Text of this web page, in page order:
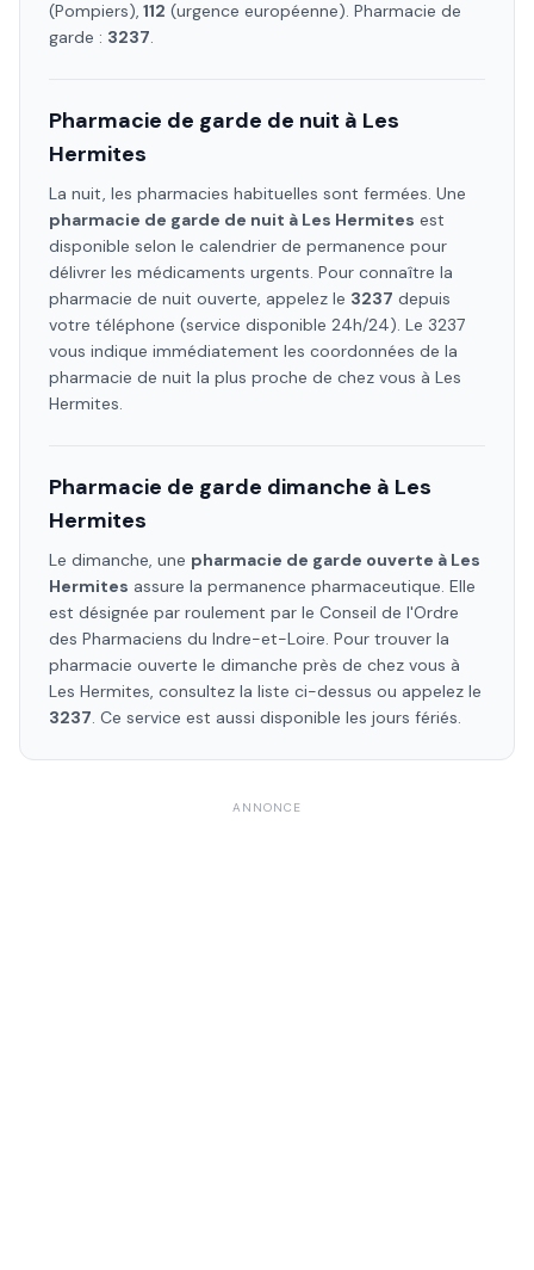
(Pompiers), 112 (urgence européenne). Pharmacie de
garde : 3237.
Pharmacie de garde de nuit à Les
Hermites
La nuit, les pharmacies habituelles sont fermées. Une
pharmacie de garde de nuit à Les Hermites est
disponible selon le calendrier de permanence pour
délivrer les médicaments urgents. Pour connaître la
pharmacie de nuit ouverte, appelez le 3237 depuis
votre téléphone (service disponible 24h/24). Le 3237
vous indique immédiatement les coordonnées de la
pharmacie de nuit la plus proche de chez vous à Les
Hermites.
Pharmacie de garde dimanche à Les
Hermites
Le dimanche, une pharmacie de garde ouverte à Les
Hermites assure la permanence pharmaceutique. Elle
est désignée par roulement par le Conseil de l'Ordre
des Pharmaciens du Indre-et-Loire. Pour trouver la
pharmacie ouverte le dimanche près de chez vous à
Les Hermites, consultez la liste ci-dessus ou appelez le
3237. Ce service est aussi disponible les jours fériés.
ANNONCE